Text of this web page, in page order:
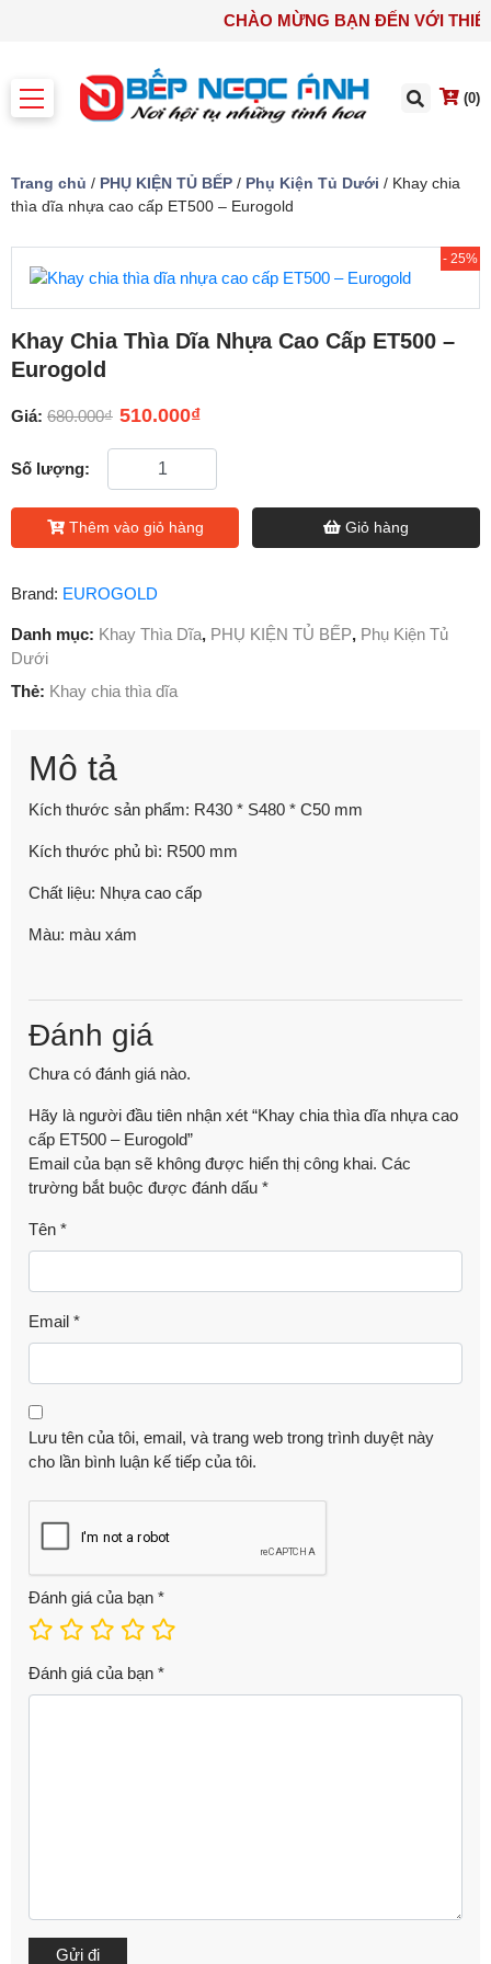
CHÀO MỪNG BẠN ĐẾN VỚI
(0)
Trang chủ / PHỤ KIỆN TỦ BẾP / Phụ Kiện Tủ Dưới / Khay chia
thìa dĩa nhựa cao cấp ET500 – Eurogold
- 25%
Khay Chia Thìa Dĩa Nhựa Cao Cấp ET500 –
Eurogold
Giá: 680.000₫ 510.000₫
Số lượng:
Thêm vào giỏ hàng Giỏ hàng
Brand: EUROGOLD
Danh mục: Khay Thìa Dĩa, PHỤ KIỆN TỦ BẾP, Phụ Kiện Tủ
Dưới
Thẻ: Khay chia thìa dĩa
Mô tả
Kích thước sản phẩm: R430 * S480 * C50 mm
Kích thước phủ bì: R500 mm
Chất liệu: Nhựa cao cấp
Màu: màu xám
Đánh giá
Chưa có đánh giá nào.
Hãy là người đầu tiên nhận xét “Khay chia thìa dĩa nhựa cao
cấp ET500 – Eurogold”
Email của bạn sẽ không được hiển thị công khai. Các
trường bắt buộc được đánh dấu *
Tên *
Email *
Lưu tên của tôi, email, và trang web trong trình duyệt này
cho lần bình luận kế tiếp của tôi.
Đánh giá của bạn *
Đánh giá của bạn *